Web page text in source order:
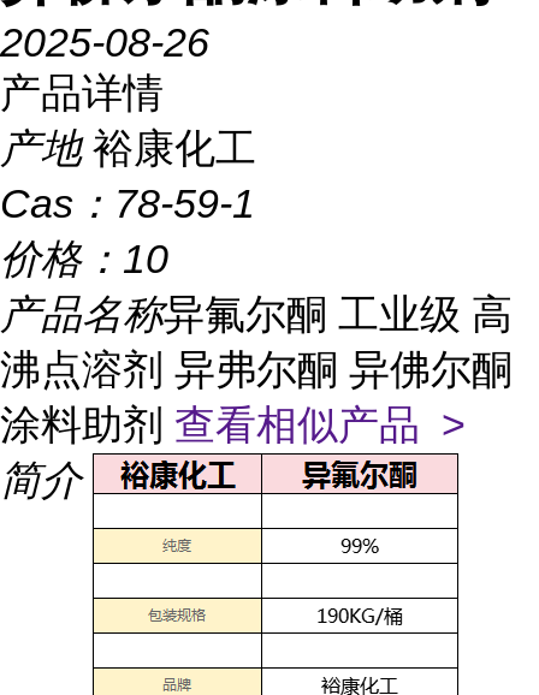
2025-08-26
产品详情
产地 裕康化工
Cas： 78-59-1
价格： 10
产品名称异氟尔酮 工业级 高
沸点溶剂 异弗尔酮 异佛尔酮
涂料助剂 查看相似产品 >
简介